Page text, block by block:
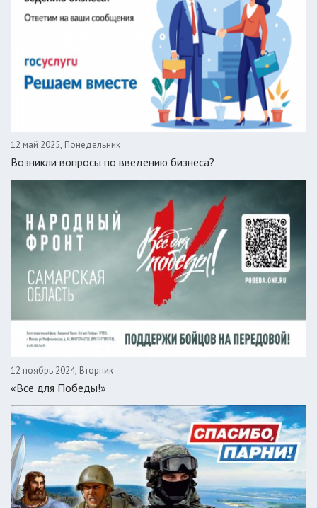
12 май 2025, Понедельник
Возникли вопросы по введению бизнеса?
12 ноябрь 2024, Вторник
«Все для Победы!»